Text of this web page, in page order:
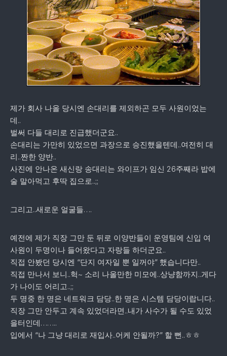
제가 회사 나올 당시엔 손대리를 제외하곤 모두 사원이었는
데..
벌써 다들 대리로 진급했더군요..
손대리는 가만히 있었으면 과장으로 승진했을텐데..여전히 대
리..짠한 양반..
사진에 안나온 새신랑 송대리는 와이프가 임신 26주째라 밥에
술 말아먹고 후딱 집으로..;;
그리고..새로운 얼굴들….
예전에 제가 직장 그만 둔 뒤로 이양반들이 운영팀에 신입 여
사원이 두명이나 들어왔다고 자랑들 하더군요..
직접 안봤던 당시엔 “단지 여자일 뿐 일꺼야” 했습니다만..
직접 만나서 보니..헉~ 소리 나올만한 미모에..상냥함까지..게다
가 나이도 어리고..;;
두 명중 한 명은 네트워크 담당..한 명은 시스템 담당이랍니다..
직장 그만 안두고 계속 있었더라면..내가 사수가 될 수도 있었
을터인데……..
입에서 “나 그냥 대리로 재입사..어케 안될까?” 할 뻔..ㅎㅎ